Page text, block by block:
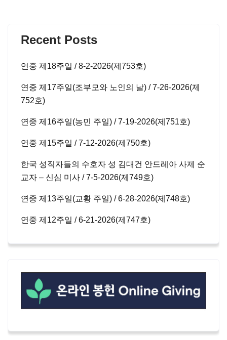
Recent Posts
연중 제18주일 / 8-2-2026(제753호)
연중 제17주일(조부모와 노인의 날) / 7-26-2026(제
752호)
연중 제16주일(농민 주일) / 7-19-2026(제751호)
연중 제15주일 / 7-12-2026(제750호)
한국 성직자들의 수호자 성 김대건 안드레아 사제 순
교자 – 신심 미사 / 7-5-2026(제749호)
연중 제13주일(교황 주일) / 6-28-2026(제748호)
연중 제12주일 / 6-21-2026(제747호)